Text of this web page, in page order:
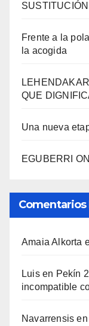
SUSTITUCIÓN
Frente a la
la acogida
QUE
Una nueva
EGUBERRI
Amaia Alkorta
Luisen Pekí­n
incompatible
Navarrensis